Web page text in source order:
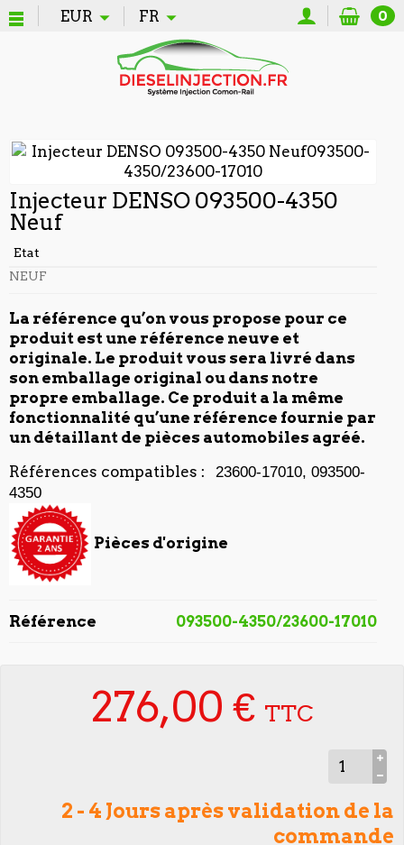
EUR FR 0
Injecteur DENSO 093500-4350
Neuf
Etat
NEUF
La référence qu’on vous propose pour ce
produit est une référence neuve et
originale. Le produit vous sera livré dans
son emballage original ou dans notre
propre emballage. Ce produit a la même
fonctionnalité qu’une référence fournie par
un détaillant de pièces automobiles agréé.
Références compatibles : 23600-17010, 093500-
4350
Pièces d'origine
Référence 093500-4350/23600-17010
276,00 € TTC
2 - 4 Jours après validation de la
commande